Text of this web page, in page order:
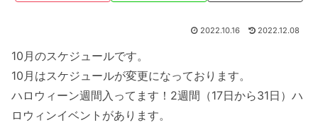
2022.10.16 2022.12.08
10月のスケジュールです。
10月はスケジュールが変更になっております。
ハロウィーン週間入ってます！2週間（17日から31日）ハ
ロウィンイベントがあります。